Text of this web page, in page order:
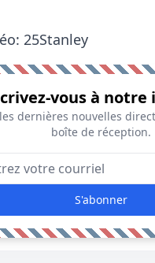
25Stanley
vous à
les dernières nouvelles
boîte de réception.
S'abonner